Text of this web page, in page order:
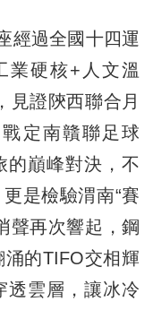
過全國十四運
業硬核+人文溫
見證陝西聯合月
定南贛聯足球
的巔峰對決，不
是檢驗渭南“賽
聲再次響起，鋼
的TIFO交相輝
透雲層，讓冰冷